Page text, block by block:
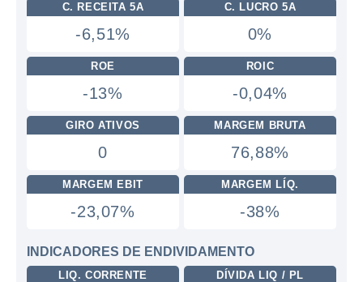
C. RECEITA 5A
-6,51%
C. LUCRO 5A
0%
ROE
-13%
ROIC
-0,04%
GIRO ATIVOS
0
MARGEM BRUTA
76,88%
MARGEM EBIT
-23,07%
MARGEM LÍQ.
-38%
INDICADORES DE ENDIVIDAMENTO
LIQ. CORRENTE DÍVIDA LIQ / PL